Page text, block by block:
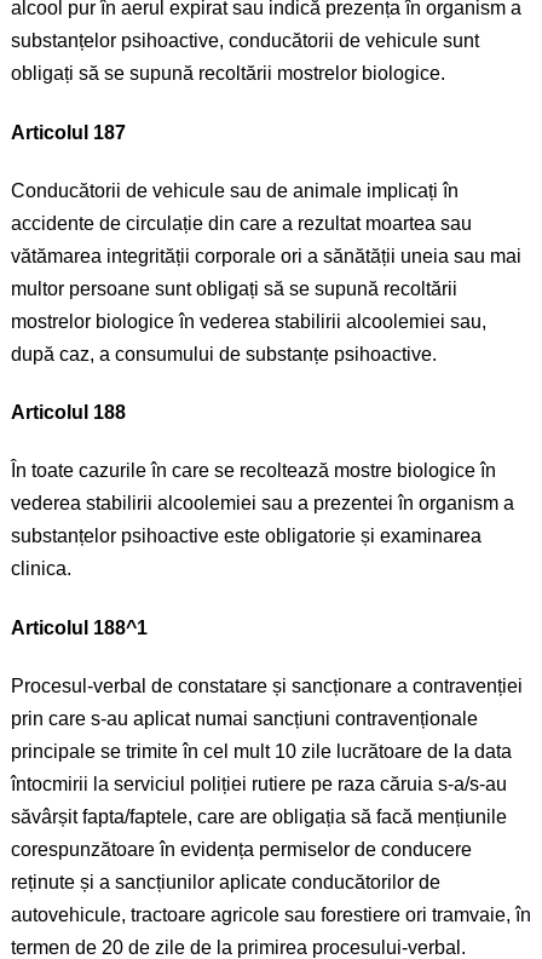
alcool pur în aerul expirat sau indică prezența în organism a
substanțelor psihoactive, conducătorii de vehicule sunt
obligați să se supună recoltării mostrelor biologice.
Articolul 187
Conducătorii de vehicule sau de animale implicați în
accidente de circulație din care a rezultat moartea sau
vătămarea integrității corporale ori a sănătății uneia sau mai
multor persoane sunt obligați să se supună recoltării
mostrelor biologice în vederea stabilirii alcoolemiei sau,
după caz, a consumului de substanțe psihoactive.
Articolul 188
În toate cazurile în care se recoltează mostre biologice în
vederea stabilirii alcoolemiei sau a prezentei în organism a
substanțelor psihoactive este obligatorie și examinarea
clinica.
Articolul 188^1
Procesul-verbal de constatare și sancționare a contravenției
prin care s-au aplicat numai sancțiuni contravenționale
principale se trimite în cel mult 10 zile lucrătoare de la data
întocmirii la serviciul poliției rutiere pe raza căruia s-a/s-au
săvârșit fapta/faptele, care are obligația să facă mențiunile
corespunzătoare în evidența permiselor de conducere
reținute și a sancțiunilor aplicate conducătorilor de
autovehicule, tractoare agricole sau forestiere ori tramvaie, în
termen de 20 de zile de la primirea procesului-verbal.